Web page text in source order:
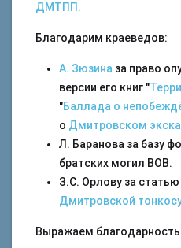
ДМТПП.
Благодарим краеведов:
А. Зюзина за право
версии его книг "
"Баллада о
о Дмитровском
Л. Баранова за базу
братских могил ВОВ.
З.С. Орлову за статью
Дмитровской
Выражаем